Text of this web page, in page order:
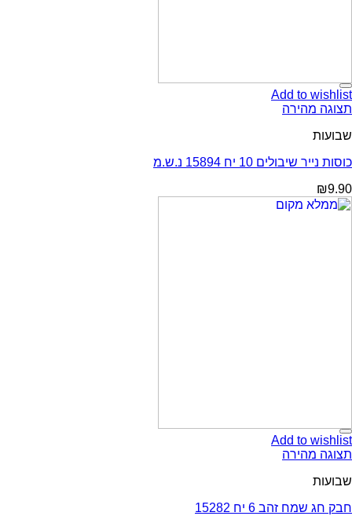
Add to wishlist
תצוגה מהירה
שבועות
כוסות נייר שיבולים 10 יח 15894 נ.ש.מ
₪9.90
Add to wishlist
תצוגה מהירה
שבועות
חבק חג שמח זהב 6 יח 15282